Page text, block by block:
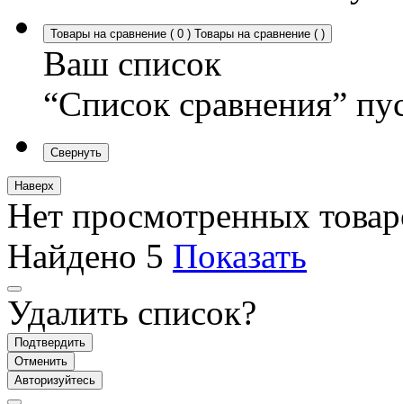
Товары на сравнение ( 0 ) Товары на сравнение ( )
Ваш список
“Список сравнения”
Свернуть
Наверх
Нет просмотренных
Найдено 5 Показать
Удалить список?
Подтвердить
Отменить
Авторизуйтесь